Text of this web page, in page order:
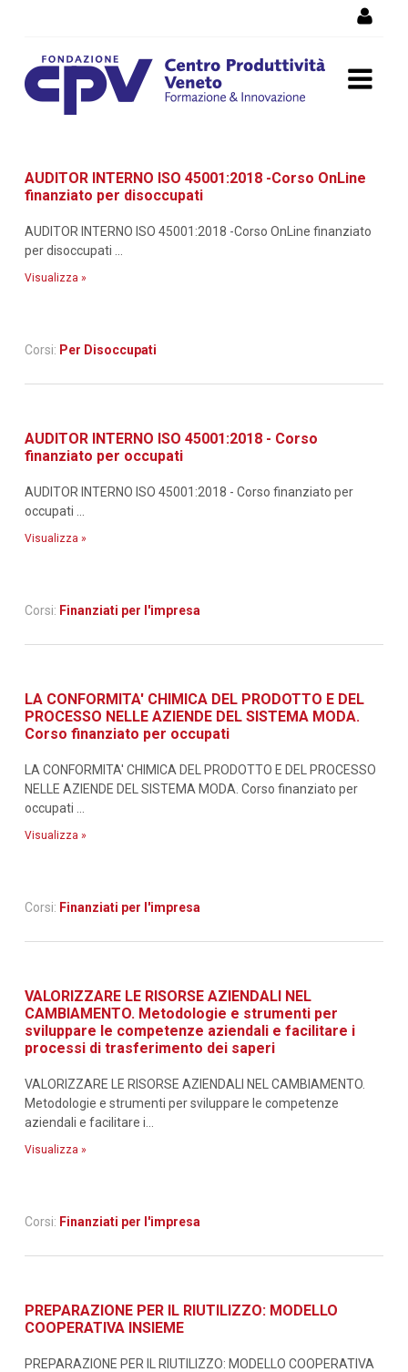
formazione
AUDITOR INTERNO ISO 45001:2018 -Corso OnLine
finanziato per disoccupati
AUDITOR INTERNO ISO 45001:2018 -Corso OnLine finanziato
per disoccupati ...
Visualizza »
Corsi: Per Disoccupati
AUDITOR INTERNO ISO 45001:2018 - Corso
finanziato per occupati
AUDITOR INTERNO ISO 45001:2018 - Corso finanziato per
occupati ...
Visualizza »
Corsi: Finanziati per l'impresa
LA CONFORMITA' CHIMICA DEL PRODOTTO E DEL
PROCESSO NELLE AZIENDE DEL SISTEMA MODA.
Corso finanziato per occupati
LA CONFORMITA' CHIMICA DEL PRODOTTO E DEL PROCESSO
NELLE AZIENDE DEL SISTEMA MODA. Corso finanziato per
occupati ...
Visualizza »
Corsi: Finanziati per l'impresa
VALORIZZARE LE RISORSE AZIENDALI NEL
CAMBIAMENTO. Metodologie e strumenti per
sviluppare le competenze aziendali e facilitare i
processi di trasferimento dei saperi
VALORIZZARE LE RISORSE AZIENDALI NEL CAMBIAMENTO.
Metodologie e strumenti per sviluppare le competenze
aziendali e facilitare i...
Visualizza »
Corsi: Finanziati per l'impresa
PREPARAZIONE PER IL RIUTILIZZO: MODELLO
COOPERATIVA INSIEME
PREPARAZIONE PER IL RIUTILIZZO: MODELLO COOPERATIVA